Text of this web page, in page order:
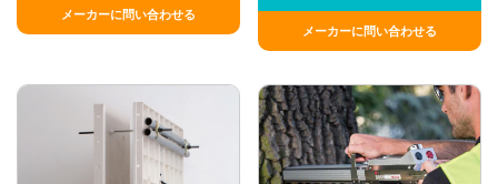
メーカーに問い合わせる
メーカーに問い合わせる